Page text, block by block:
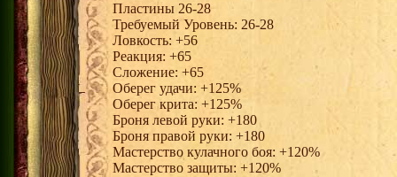
Пластины 26-28
Требуемый Уровень: 26-28
Ловкость: +56
Реакция: +65
Сложение: +65
Оберег удачи: +125%
Оберег крита: +125%
Броня левой руки: +180
Броня правой руки: +180
Мастерство кулачного боя: +120%
Мастерство защиты: +120%